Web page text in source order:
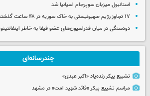
استانبول میزبان سوپرجام اسپانیا شد
۱۷ تجاوز رژیم صهیونیستی به خاک سوریه در ۴۸ ساعت گذشته
دودستگی در میان فدراسیون‌های عضو فیفا به خاطر اینفانتینو
چندرسانه‌ای
تشییع پیکر زنده‌یاد «اکبر عبدی»
مراسم تشییع پیکر «قائد شهید امت» در مشهد